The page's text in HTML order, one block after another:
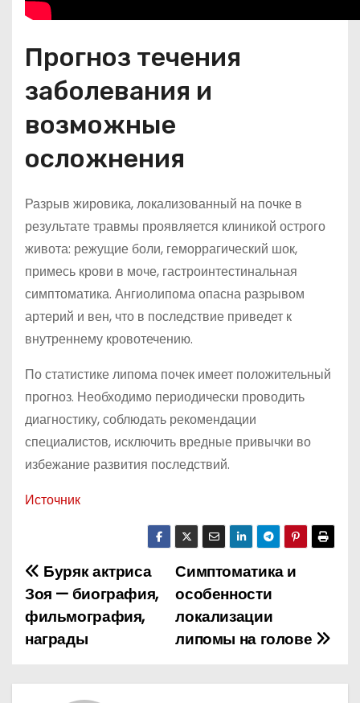
Прогноз течения
заболевания и
возможные
осложнения
Разрыв жировика, локализованный на почке в
результате травмы проявляется клиникой острого
живота: режущие боли, геморрагический шок,
примесь крови в моче, гастроинтестинальная
симптоматика. Ангиолипома опасна разрывом
артерий и вен, что в последствие приведет к
внутреннему кровотечению.
По статистике липома почек имеет положительный
прогноз. Необходимо периодически проводить
диагностику, соблюдать рекомендации
специалистов, исключить вредные привычки во
избежание развития последствий.
Источник
Н
а
в
и
Симптоматика и
особенности
локализации
липомы на голове
Буряк актриса
Зоя — биография,
фильмография,
награды